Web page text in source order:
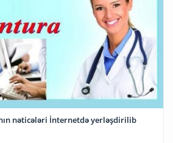
Rezidentura imtahanının nəticələri İnternetdə yerləşdirilib